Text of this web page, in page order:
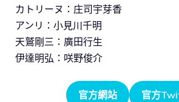
カトリーヌ：庄司宇芽香
アンリ：小見川千明
天鷲剛三：廣田行生
伊達明弘：咲野俊介
官方網站 官方